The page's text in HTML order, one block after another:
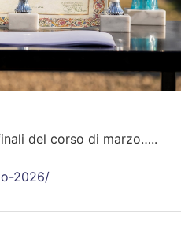
del corso di marzo…..
2026/